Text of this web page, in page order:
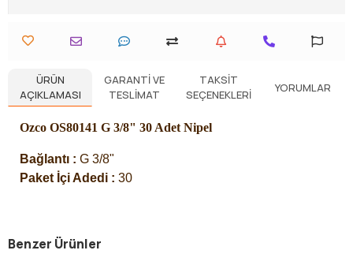
ÜRÜN
AÇIKLAMASI
GARANTI VE
TESLIMAT
TAKSIT
SEÇENEKLERI
YORUMLAR
Ozco OS80141 G 3/8" 30 Adet Nipel
Bağlantı : G 3/8"
Paket İçi Adedi : 30
Benzer Ürünler